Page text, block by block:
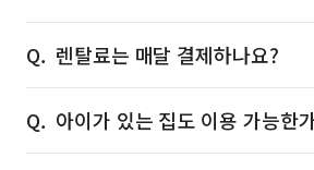
렌탈료는 매달 결제하나요?
아이가 있는 집도 이용 가능한